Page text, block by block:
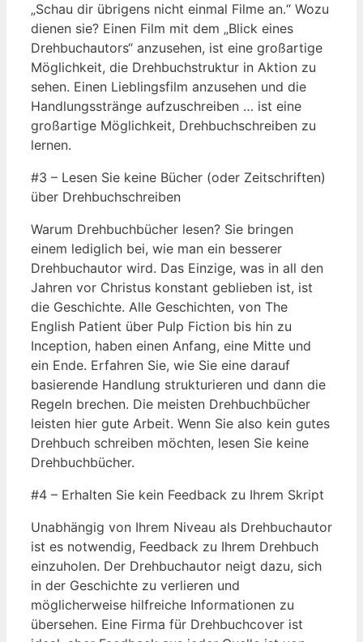
„Schau dir übrigens nicht einmal Filme an.“ Wozu
dienen sie? Einen Film mit dem „Blick eines
Drehbuchautors“ anzusehen, ist eine großartige
Möglichkeit, die Drehbuchstruktur in Aktion zu
sehen. Einen Lieblingsfilm anzusehen und die
Handlungsstränge aufzuschreiben … ist eine
großartige Möglichkeit, Drehbuchschreiben zu
lernen.
#3 – Lesen Sie keine Bücher (oder Zeitschriften)
über Drehbuchschreiben
Warum Drehbuchbücher lesen? Sie bringen
einem lediglich bei, wie man ein besserer
Drehbuchautor wird. Das Einzige, was in all den
Jahren vor Christus konstant geblieben ist, ist
die Geschichte. Alle Geschichten, von The
English Patient über Pulp Fiction bis hin zu
Inception, haben einen Anfang, eine Mitte und
ein Ende. Erfahren Sie, wie Sie eine darauf
basierende Handlung strukturieren und dann die
Regeln brechen. Die meisten Drehbuchbücher
leisten hier gute Arbeit. Wenn Sie also kein gutes
Drehbuch schreiben möchten, lesen Sie keine
Drehbuchbücher.
#4 – Erhalten Sie kein Feedback zu Ihrem Skript
Unabhängig von Ihrem Niveau als Drehbuchautor
ist es notwendig, Feedback zu Ihrem Drehbuch
einzuholen. Der Drehbuchautor neigt dazu, sich
in der Geschichte zu verlieren und
möglicherweise hilfreiche Informationen zu
übersehen. Eine Firma für Drehbuchcover ist